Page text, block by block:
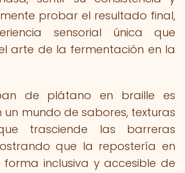
probar el resultado final,
sensorial única que
arte de la fermentación en la
de plátano en braille es
mundo de sabores, texturas
trasciende las barreras
que la repostería en
inclusiva y accesible de